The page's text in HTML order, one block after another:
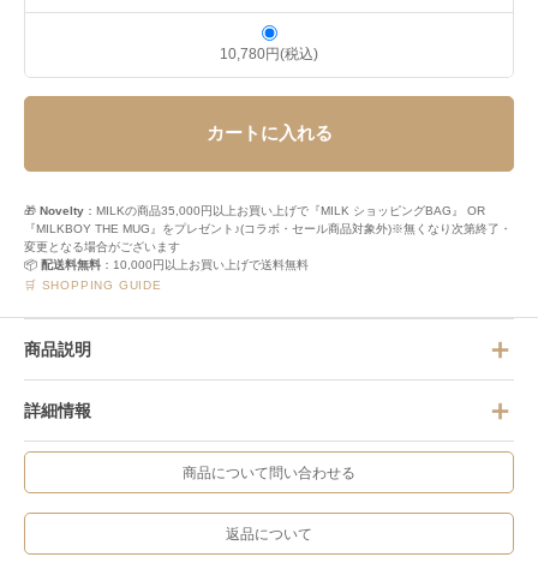
10,780円(税込)
カートに入れる
🎁 Novelty ：MILKの商品35,000円以上お買い上げで『MILK ショッピングBAG』 OR
『MILKBOY THE MUG』をプレゼント♪(コラボ・セール商品対象外)※無くなり次第終了・
変更となる場合がございます
📦 配送料無料 ：10,000円以上お買い上げで送料無料
🛒 SHOPPING GUIDE
商品説明
詳細情報
商品について問い合わせる
返品について